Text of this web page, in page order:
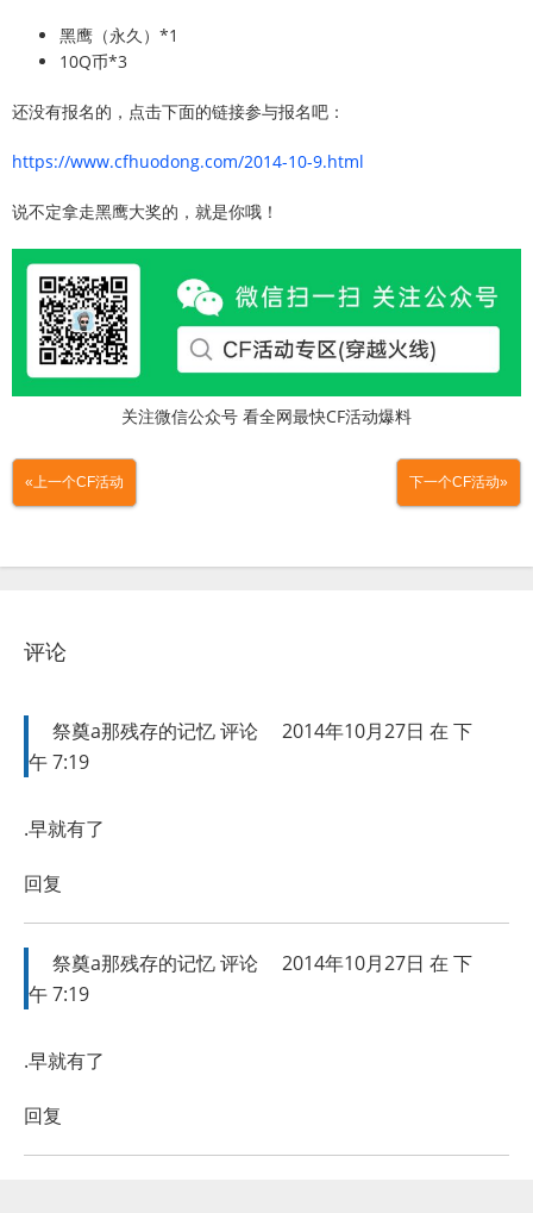
黑鹰（永久）*1
10Q币*3
还没有报名的，点击下面的链接参与报名吧：
https://www.cfhuodong.com/2014-10-9.html
说不定拿走黑鹰大奖的，就是你哦！
关注微信公众号 看全网最快CF活动爆料
«上一个CF活动 下一个CF活动»
评论
祭奠a那残存的记忆评论
2014年10月27日 在 下
午 7:19
.早就有了
回复
祭奠a那残存的记忆评论
2014年10月27日 在 下
午 7:19
.早就有了
回复